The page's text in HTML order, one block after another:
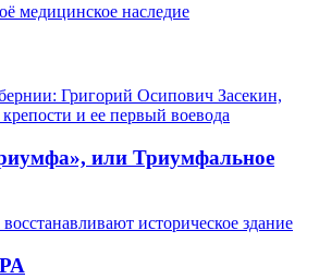
медицинское наследие
Григорий Осипович Засекин,
и ее первый воевода
или Триумфальное
историческое здание